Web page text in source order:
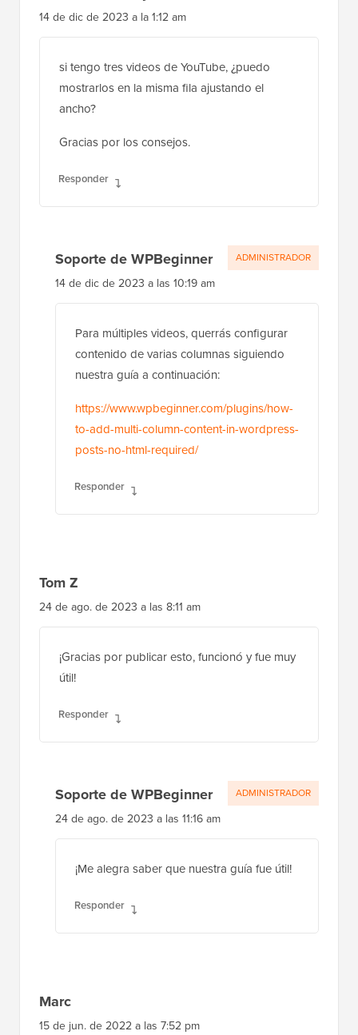
14 de dic de 2023 a la 1:12 am
si tengo tres videos de YouTube, ¿puedo
mostrarlos en la misma fila ajustando el
ancho?
Gracias por los consejos.
Responder
Soporte de WPBeginner
14 de dic de 2023 a las 10:19 am
Para múltiples videos, querrás configurar
contenido de varias columnas siguiendo
nuestra guía a continuación:
https://www.wpbeginner.com/plugins/how-
to-add-multi-column-content-in-wordpress-
posts-no-html-required/
Responder
ADMINISTRADOR
Tom Z
24 de ago. de 2023 a las 8:11 am
¡Gracias por publicar esto, funcionó y fue muy
útil!
Responder
Soporte de WPBeginner
24 de ago. de 2023 a las 11:16 am
¡Me alegra saber que nuestra guía fue útil!
Responder
ADMINISTRADOR
Marc
15 de jun. de 2022 a las 7:52 pm